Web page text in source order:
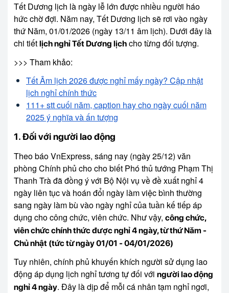
Tết Dương lịch là ngày lễ lớn được nhiều người háo
hức chờ đợi. Năm nay, Tết Dương lịch sẽ rơi vào ngày
thứ Năm, 01/01/2026 (ngày 13/11 âm lịch). Dưới đây là
chi tiết lịch nghỉ Tết Dương lịch cho từng đối tượng.
>>> Tham khảo:
Tết Âm lịch 2026 được nghỉ mấy ngày? Cập nhật
lịch nghỉ chính thức
111+ stt cuối năm, caption hay cho ngày cuối năm
2025 ý nghĩa và ấn tượng
1. Đối với người lao động
Theo báo VnExpress, sáng nay (ngày 25/12) văn
phòng Chính phủ cho cho biết Phó thủ tướng Phạm Thị
Thanh Trà đã đồng ý với Bộ Nội vụ về đề xuất nghỉ 4
ngày liên tục và hoán đổi ngày làm việc bình thường
sang ngày làm bù vào ngày nghỉ của tuần kế tiếp áp
dụng cho công chức, viên chức. Như vậy, công chức,
viên chức chính thức được nghỉ 4 ngày, từ thứ Năm -
Chủ nhật (tức từ ngày 01/01 - 04/01/2026)
Tuy nhiên, chính phủ khuyến khích người sử dụng lao
động áp dụng lịch nghỉ tương tự đối với người lao động
nghỉ 4 ngày. Đây là dịp để mỗi cá nhân tạm nghỉ ngơi,